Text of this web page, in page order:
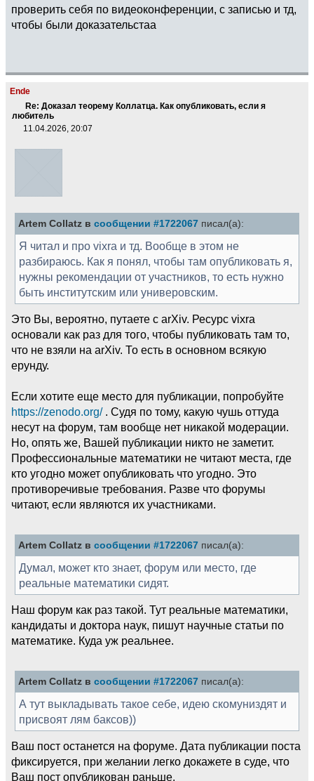
проверить себя по видеоконференции, с записью и тд,
чтобы были доказательстаа
Ende
Re: Доказал теорему Коллатца. Как опубликовать, если я
любитель
11.04.2026, 20:07
Artem Collatz в сообщении #1722067 писал(а):
Я читал и про vixra и тд. Вообще в этом не
разбираюсь. Как я понял, чтобы там опубликовать я,
нужны рекомендации от участников, то есть нужно
быть институтским или универовским.
Это Вы, вероятно, путаете с arXiv. Ресурс vixra
основали как раз для того, чтобы публиковать там то,
что не взяли на arXiv. То есть в основном всякую
ерунду.
Если хотите еще место для публикации, попробуйте
https://zenodo.org/. Судя по тому, какую чушь оттуда
несут на форум, там вообще нет никакой модерации.
Но, опять же, Вашей публикации никто не заметит.
Профессиональные математики не читают места, где
кто угодно может опубликовать что угодно. Это
противоречивые требования. Разве что форумы
читают, если являются их участниками.
Artem Collatz в сообщении #1722067 писал(а):
Думал, может кто знает, форум или место, где
реальные математики сидят.
Наш форум как раз такой. Тут реальные математики,
кандидаты и доктора наук, пишут научные статьи по
математике. Куда уж реальнее.
Artem Collatz в сообщении #1722067 писал(а):
А тут выкладывать такое себе, идею скомуниздят и
присвоят лям баксов))
Ваш пост останется на форуме. Дата публикации поста
фиксируется, при желании легко докажете в суде, что
Ваш пост опубликован раньше.